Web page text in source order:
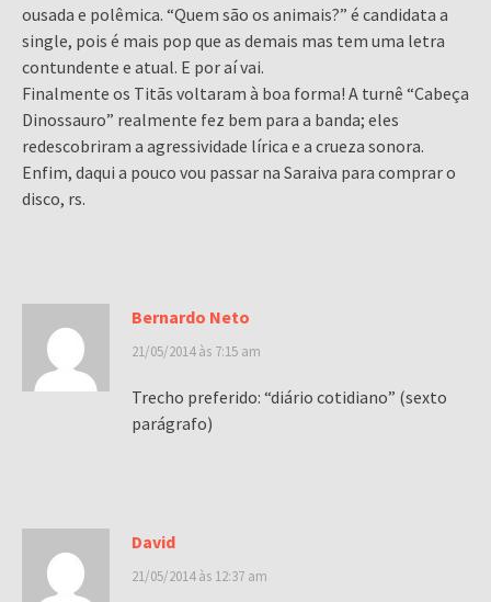
ousada e polêmica. “Quem são os animais?” é candidata a
single, pois é mais pop que as demais mas tem uma letra
contundente e atual. E por aí vai.
Finalmente os Titãs voltaram à boa forma! A turnê “Cabeça
Dinossauro” realmente fez bem para a banda; eles
redescobriram a agressividade lírica e a crueza sonora.
Enfim, daqui a pouco vou passar na Saraiva para comprar o
disco, rs.
Bernardo Neto
21/05/2014 às 7:15 am
Trecho preferido: “diário cotidiano” (sexto
parágrafo)
David
21/05/2014 às 12:37 am